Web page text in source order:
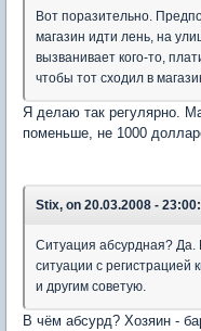
Вот поразительно.
магазин идти лень, на
вызванивает кого-то,
чтобы тот сходил в
Я делаю так регулярно.
поменьше, не 1000
Stix, on 20.03.2008 - 23:00:
Ситуация абсурдная? Да.
ситуации с регистрацией
и другим советую.
В чём абсурд? Хозяин -